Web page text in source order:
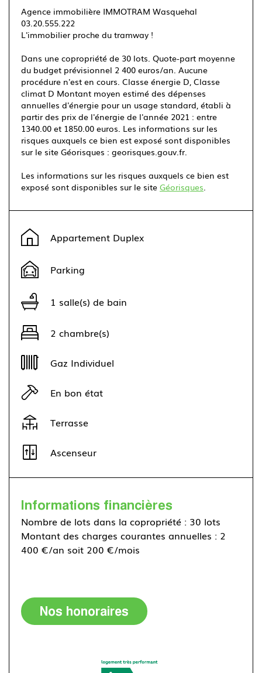
Agence immobilière IMMOTRAM Wasquehal
03.20.555.222
L'immobilier proche du tramway !
Dans une copropriété de 30 lots. Quote-part moyenne
du budget prévisionnel 2 400 euros/an. Aucune
procédure n'est en cours. Classe énergie D, Classe
climat D Montant moyen estimé des dépenses
annuelles d'énergie pour un usage standard, établi à
partir des prix de l'énergie de l'année 2021 : entre
1340.00 et 1850.00 euros. Les informations sur les
risques auxquels ce bien est exposé sont disponibles
sur le site Géorisques : georisques.gouv.fr.
Les informations sur les risques auxquels ce bien est
exposé sont disponibles sur le site Géorisques.
+
−
Appartement Duplex
Parking
1 salle(s) de bain
2 chambre(s)
Gaz Individuel
En bon état
Terrasse
Ascenseur
Informations financières
Nombre de lots dans la copropriété : 30 lots
Montant des charges courantes annuelles : 2
400 €/an soit 200 €/mois
Nos honoraires